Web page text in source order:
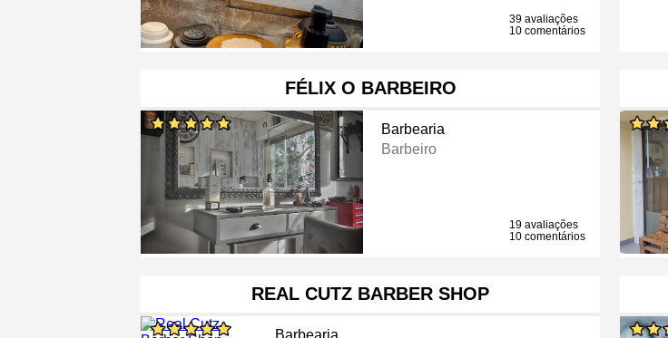
39 avaliações
10 comentários
FÉLIX O BARBEIRO
Barbearia
Barbeiro
19 avaliações
10 comentários
REAL CUTZ BARBER SHOP